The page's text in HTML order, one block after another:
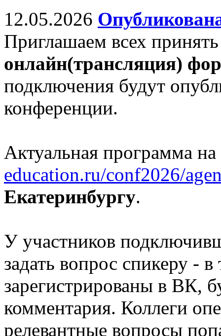
12.05.2026
Приглашаем всех принять
онлайн(трансляция)
подключения будут
конференции.
Актуальная программа
education.ru/conf2026/
Екатеринбургу.
У участников
задать вопрос спикеру -
зарегистрированы в ВК,
комментария. Коллеги
релевантные вопросы